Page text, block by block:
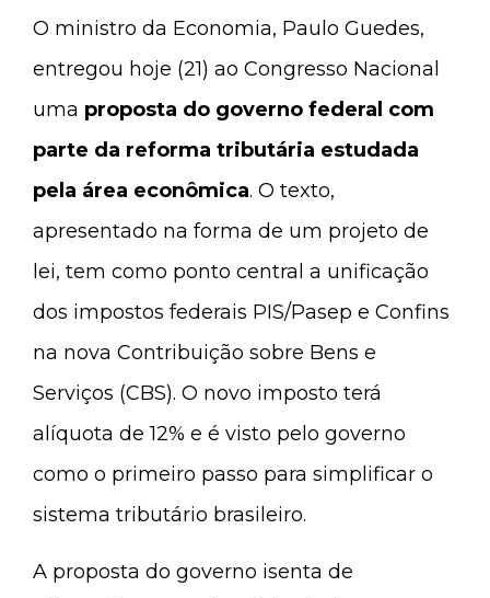
O ministro da Economia, Paulo Guedes,
entregou hoje (21) ao Congresso Nacional
uma proposta do governo federal com
parte da reforma tributária estudada
pela área econômica. O texto,
apresentado na forma de um projeto de
lei, tem como ponto central a unificação
dos impostos federais PIS/Pasep e Confins
na nova Contribuição sobre Bens e
Serviços (CBS). O novo imposto terá
alíquota de 12% e é visto pelo governo
como o primeiro passo para simplificar o
sistema tributário brasileiro.
A proposta do governo isenta de